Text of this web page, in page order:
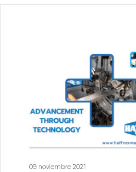
09 noviembre 2021